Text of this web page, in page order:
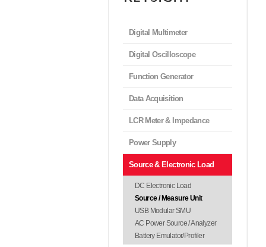
Digital Multimeter
Digital Oscilloscope
Function Generator
Data Acquisition
LCR Meter & Impedance
Power Supply
Source & Electronic Load
DC Electronic Load
Source / Measure Unit
USB Modular SMU
AC Power Source / Analyzer
Battery Emulator/Profiler